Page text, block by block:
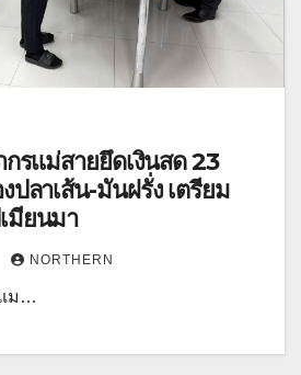
กรแม่สายยึดเงินสด 23
ปลาเส้น-มันฝรั่ง เตรียม
มียนมา
NORTHERN
แม…